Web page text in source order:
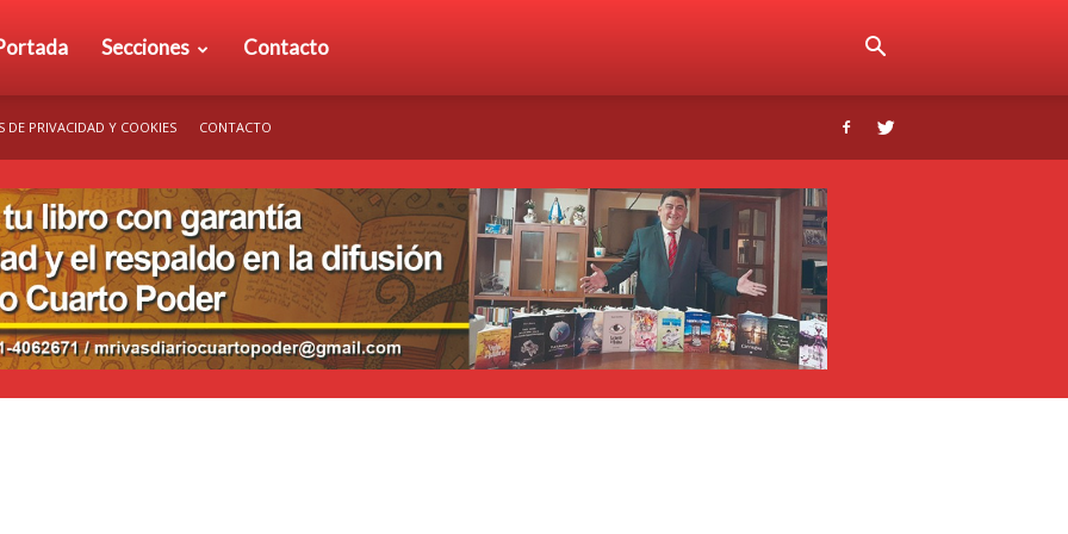
Secciones Contacto
DE PRIVACIDAD Y COOKIES CONTACTO